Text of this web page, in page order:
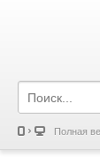
Полная